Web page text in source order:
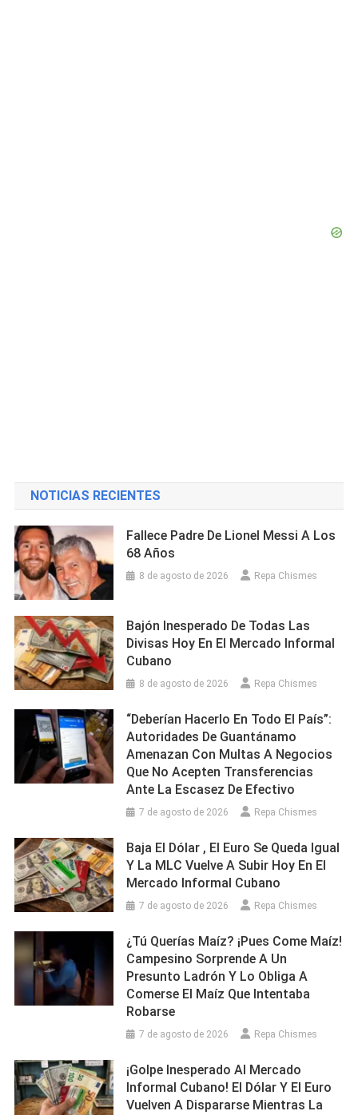
NOTICIAS RECIENTES
Fallece Padre De Lionel Messi A Los
68 Años
8 de agosto de 2026 Repa Chismes
Bajón Inesperado De Todas Las
Divisas Hoy En El Mercado Informal
Cubano
8 de agosto de 2026 Repa Chismes
“Deberían Hacerlo En Todo El País”:
Autoridades De Guantánamo
Amenazan Con Multas A Negocios
Que No Acepten Transferencias
Ante La Escasez De Efectivo
7 de agosto de 2026 Repa Chismes
Baja El Dólar , El Euro Se Queda Igual
Y La MLC Vuelve A Subir Hoy En El
Mercado Informal Cubano
7 de agosto de 2026 Repa Chismes
¿Tú Querías Maíz? ¡Pues Come Maíz!
Campesino Sorprende A Un
Presunto Ladrón Y Lo Obliga A
Comerse El Maíz Que Intentaba
Robarse
7 de agosto de 2026 Repa Chismes
¡Golpe Inesperado Al Mercado
Informal Cubano! El Dólar Y El Euro
Vuelven A Dispararse Mientras La